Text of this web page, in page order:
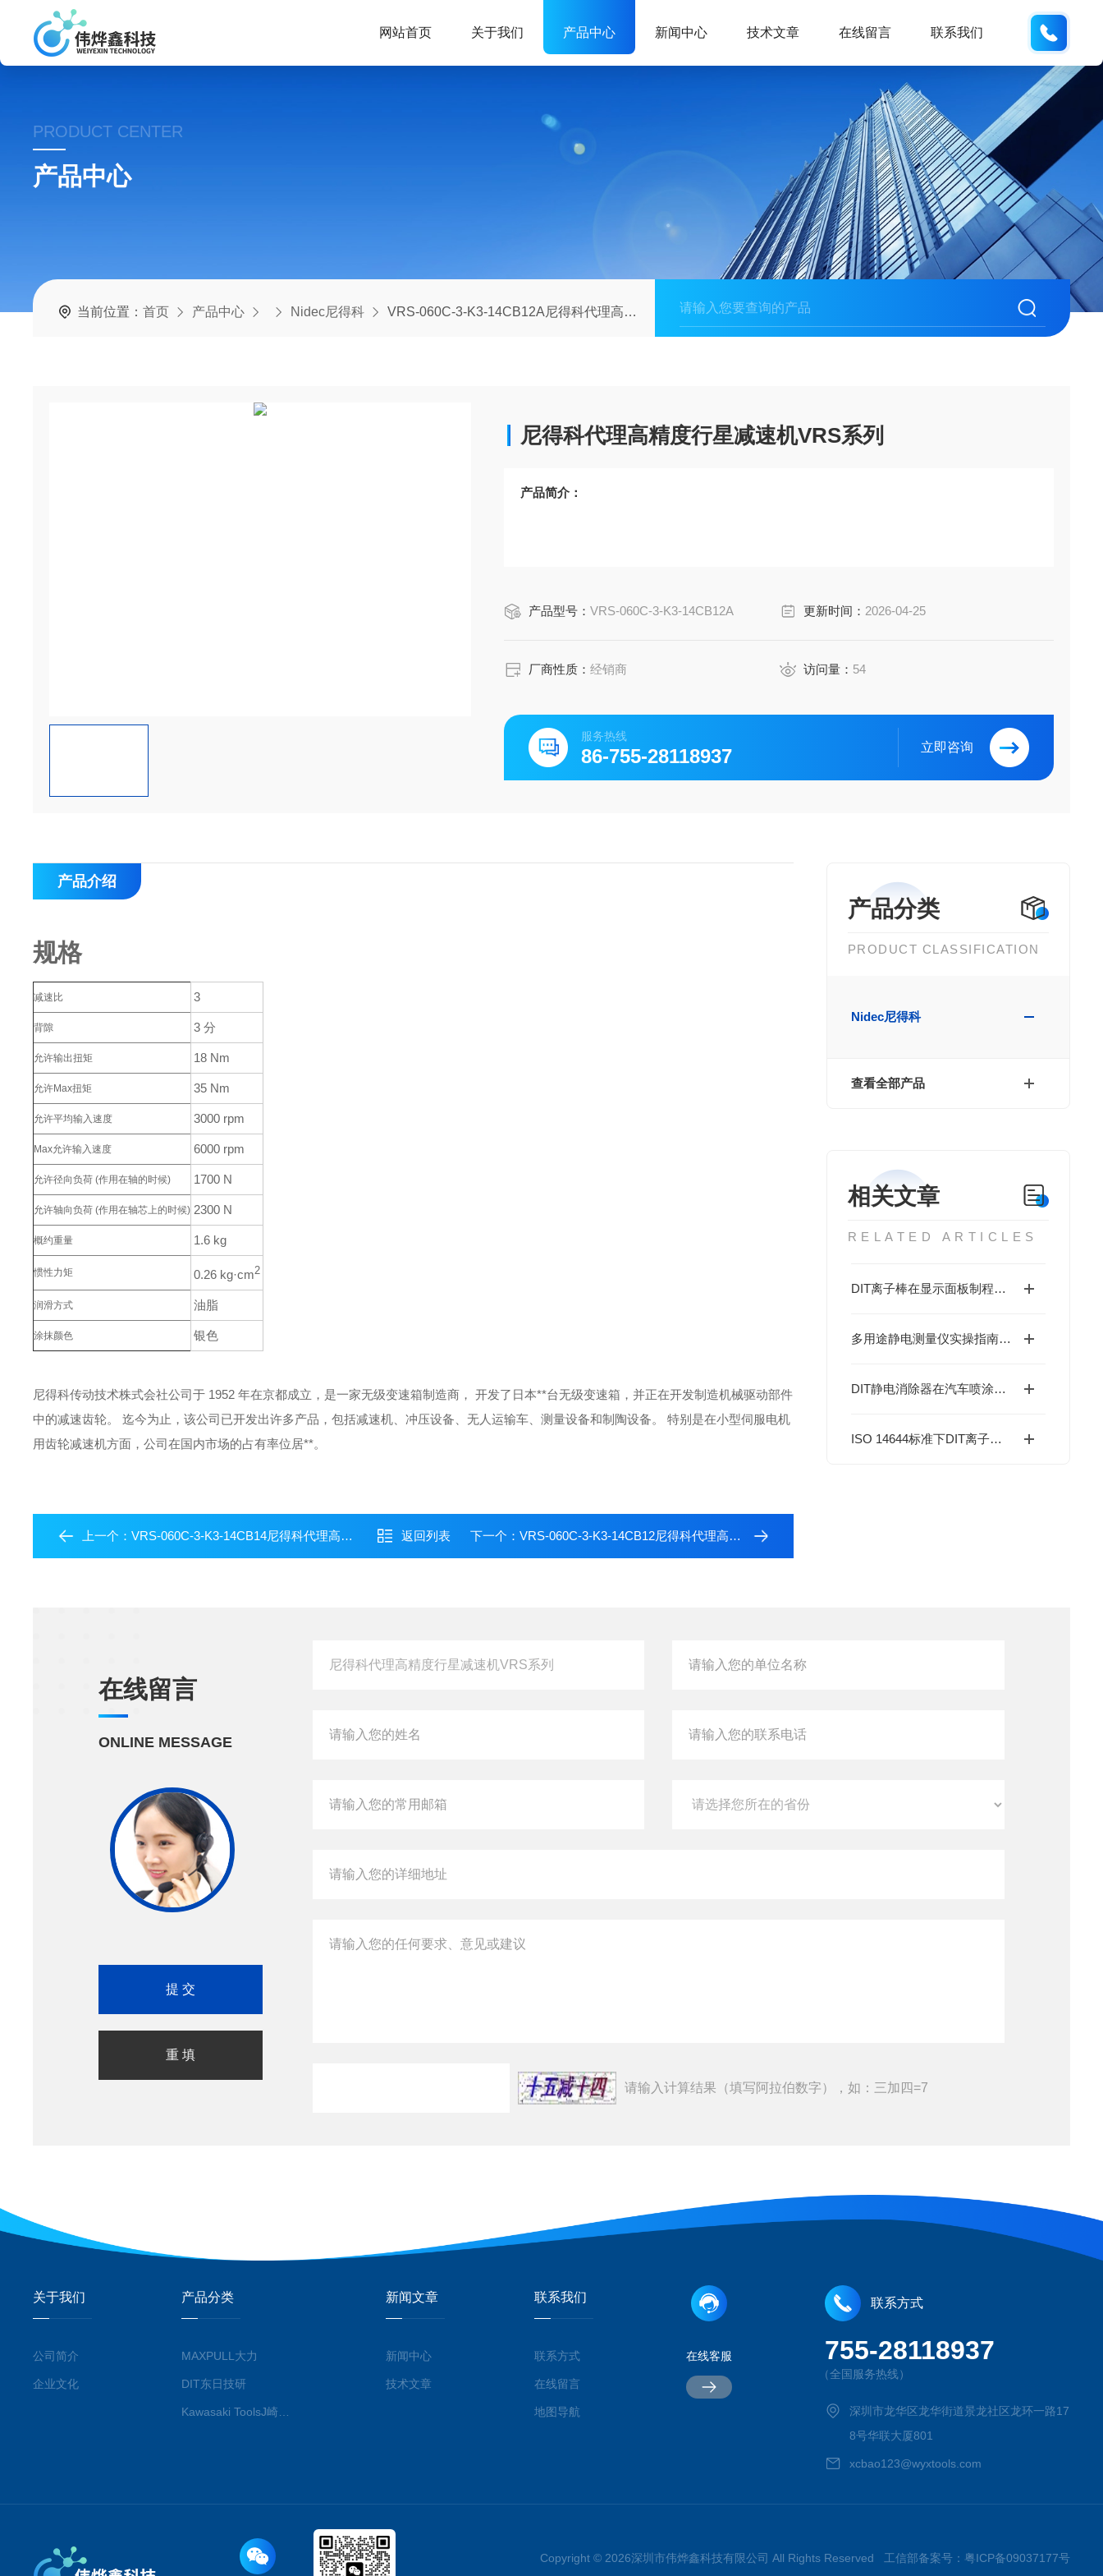
网站首页 关于我们 产品中心 新闻中心 技术文章 在线留言 联系我们
PRODUCT CENTER
产品中心
当前位置：首页 产品中心 Nidec尼得科 VRS-060C-3-K3-14CB12A尼得科代理高精度行星减速机VRS系列
尼得科代理高精度行星减速机VRS系列
产品简介：
产品型号：VRS-060C-3-K3-14CB12A 更新时间： 2026-04-25
厂商性质：经销商 访问量： 54
服务热线
86-755-28118937 立即咨询
产品分类
PRODUCT CLASSIFICATION
Nidec尼得科
查看全部产品
相关文章
RELATED ARTICLES
DIT离子棒在显示面板制程中的静电管理配置建议
多用途静电测量仪实操指南：几步解锁精准测量，新手也能轻松上手
DIT静电消除器在汽车喷涂与内饰组装中的应用
ISO 14644标准下DIT离子棒的洁净室静电消除优化
产品介绍
规格
减速比 3
背隙 3 分
允许输出扭矩 18 Nm
允许Max扭矩 35 Nm
允许平均输入速度 3000 rpm
Max允许输入速度 6000 rpm
允许径向负荷 (作用在轴的时候) 1700 N
允许轴向负荷 (作用在轴芯上的时候) 2300 N
概约重量 1.6 kg
惯性力矩 0.26 kg·cm2
润滑方式 油脂
涂抹颜色 银色
尼得科传动技术株式会社公司于 1952 年在京都成立，是一家无级变速箱制造商，
开发了日本**台无级变速箱，并正在开发制造机械驱动部件
中的减速齿轮。
迄今为止，该公司已开发出许多产品，包括减速机、冲压设备、无人运输车、测量设备和制陶设备。
特别是在小型伺服电机
用齿轮减速机方面，公司在国内市场的占有率位居**。
上一个：VRS-060C-3-K3-14CB14尼得科代理高精度行星减速机VRS系列 返回列表 下一个： VRS-060C-3-K3-14CB12尼得科代理高精度行星减速机VRS系列
在线留言
ONLINE MESSAGE
请输入计算结果（填写阿拉伯数字），如：三加四=7
关于我们
公司简介
企业文化
产品分类
MAXPULL大力
DIT东日技研
Kawasaki ToolsJ崎工具
新闻文章
新闻中心
技术文章
联系我们
联系方式
在线留言
地图导航
在线客服
联系方式
755-28118937
（全国服务热线）
深圳市龙华区龙华街道景龙社区龙环一路17
8号华联大厦801
xcbao123@wyxtools.com
Copyright © 2026深圳市伟烨鑫科技有限公司 All Rights Reserved 工信部备案号： 粤ICP备09037177号